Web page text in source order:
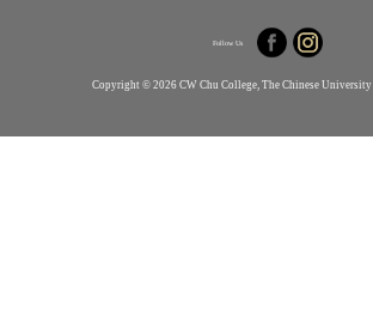
Follow Us
Copyright © 2026 CW Chu College, The Chinese University